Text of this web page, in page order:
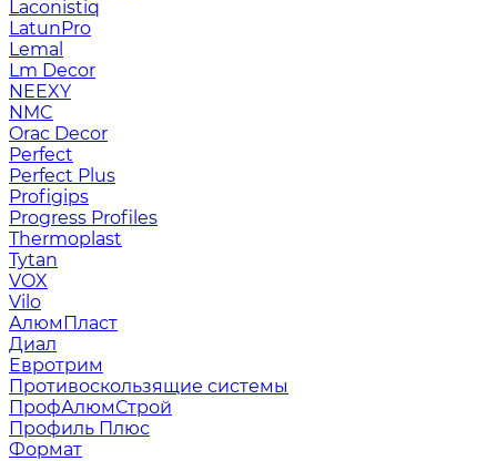
Laconistiq
LatunPro
Lemal
Lm Decor
NEEXY
NMC
Orac Decor
Perfect
Perfect Plus
Profigips
Progress Profiles
Thermoplast
Tytan
VOX
Vilo
АлюмПласт
Диал
Евротрим
Противоскользящие системы
ПрофАлюмСтрой
Профиль Плюс
Формат